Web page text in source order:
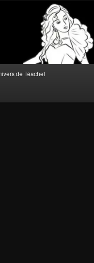
de Téachel